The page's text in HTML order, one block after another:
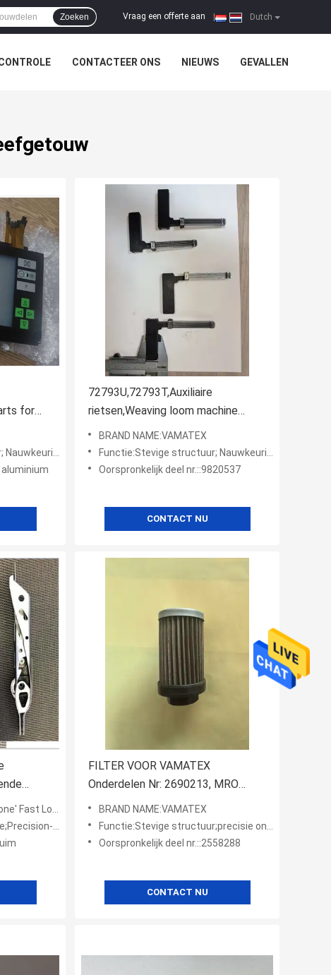
Dutch
Vraag een offerte aan
Zoeken
CONTACTEER ONS NIEUWS GEVALLEN
for
Hoge duurzaamheid
72793U,72793T,Auxiliaire
rietsen,Weaving loom machine
onderdelen
BRAND NAME:VAMATEX
Functie:Stevige structuur; Nauwkeurig ontworpen; Hoge duurzaamheid
Oorspronkelijk deel nr.::9820537
CONTACT NU
Loom Type
durability
FILTER VOOR VAMATEX
Onderdelen Nr: 2690213, MRO
Leverancier uit China voor Weverijen
BRAND NAME:VAMATEX
Functie:Stevige structuur;precisie ontworpen;hoge duurzaamheid
Oorspronkelijk deel nr.::2558288
CONTACT NU